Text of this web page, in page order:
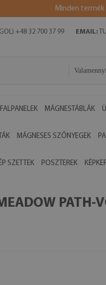
Minden
+48 32 700 37 99 EMAIL:
Valamennyi
MÁGNESTÁBLÁK
MÁGNESES SZŐNYEGEK
SZETTEK POSZTEREK
PATH-